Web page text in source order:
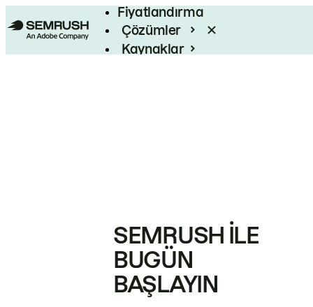
Fiyatlandırma
Çözümler
Kaynaklar
SEMRUSH ILE
BUGÜN
BAŞLAYIN